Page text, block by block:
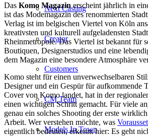
Next Casting
Creator
Customers
CM Team
Models In Town
Das Komo Magazinerscheint jährlich in
ist das Modemagazin des renommierten
Verlag ist im belgischen Viertel von Köln
kreativsten und kulturell aufgeladensten
Rheinmetropole. Das Viertel ist bekannt für
Boutiquen, Designerstudios und eine
dem Magazin eine besondere Atmosphäre
Komo steht für einen unverwechselbaren
Designer und ein Gespür für aufkommende
Cover von Komo landet, hat in der
einen wichtigen Schritt gemacht. Für viele
genau ein solches Shooting der erste
Arbeit. Wer verstehen möchte, was
eigentlich bedeuten, erkennt hier: Es geht